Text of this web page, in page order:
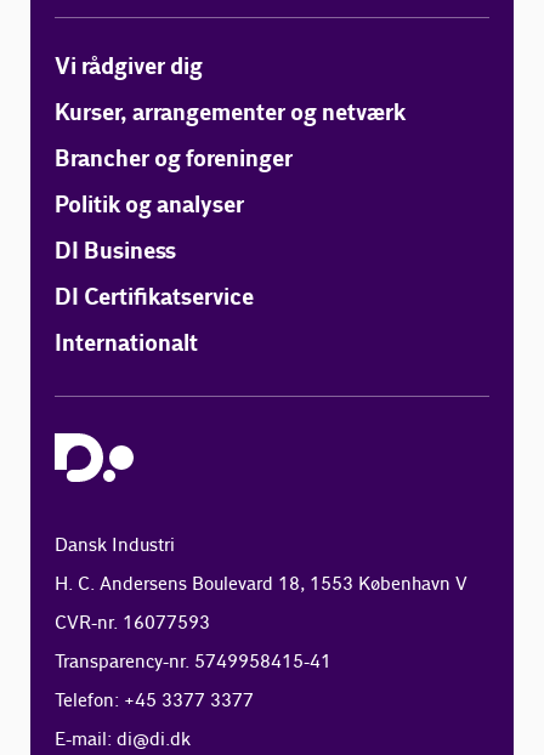
Vi rådgiver dig
Kurser, arrangementer og netværk
Brancher og foreninger
Politik og analyser
DI Business
DI Certifikatservice
Internationalt
Dansk Industri
H. C. Andersens Boulevard 18, 1553 København V
CVR-nr. 16077593
Transparency-nr. 5749958415-41
Telefon: +45 3377 3377
E-mail:di@di.dk